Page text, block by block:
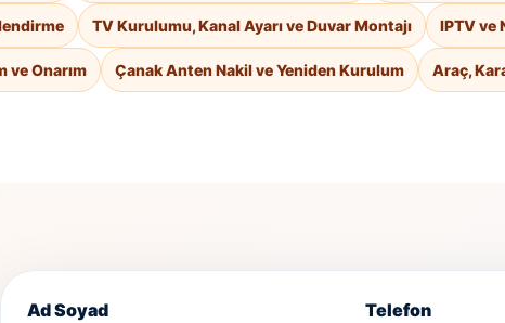
TV Kurulumu, Kanal Ayarı ve Duvar Montajı IPTV ve
ve Onarım Çanak Anten Nakil ve Yeniden Kurulum Araç,
Ad Soyad Telefon